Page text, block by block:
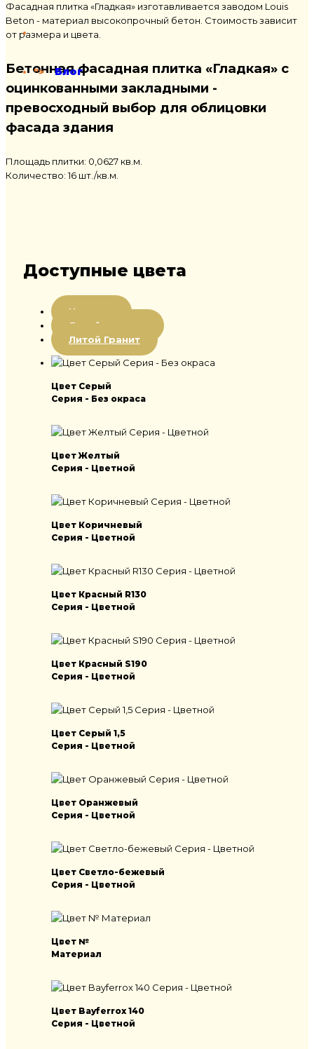
"> Блог
Фасадная плитка «Гладкая» изготавливается заводом Louis
Beton - материал высокопрочный бетон. Стоимость зависит
от размера и цвета.
Бетонная фасадная плитка «Гладкая» с
оцинкованными закладными -
превосходный выбор для облицовки
фасада здания
Площадь плитки: 0,0627 кв.м.
Количество: 16 шт./кв.м.
Доступные цвета
Цветная
Литой мрамор
Литой Гранит
Цвет Серый
Серия - Без окраса
Цвет Желтый
Серия - Цветной
Цвет Коричневый
Серия - Цветной
Цвет Красный R130
Серия - Цветной
Цвет Красный S190
Серия - Цветной
Цвет Серый 1,5
Серия - Цветной
Цвет Оранжевый
Серия - Цветной
Цвет Светло-бежевый
Серия - Цветной
Цвет №
Материал
Цвет Bayferrox 140
Серия - Цветной